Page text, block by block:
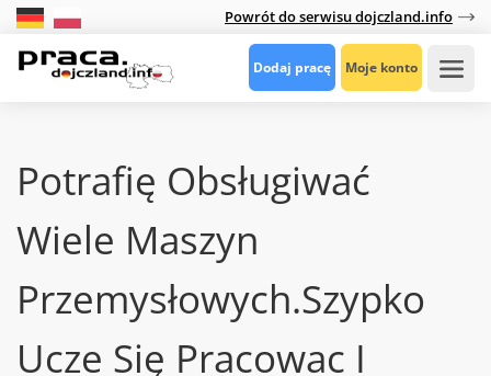
Powrót do serwisu dojczland.info
Dodaj pracę Moje konto
Potrafię Obsługiwać
Wiele Maszyn
Przemysłowych.Szypko
Ucze Się Pracowac I